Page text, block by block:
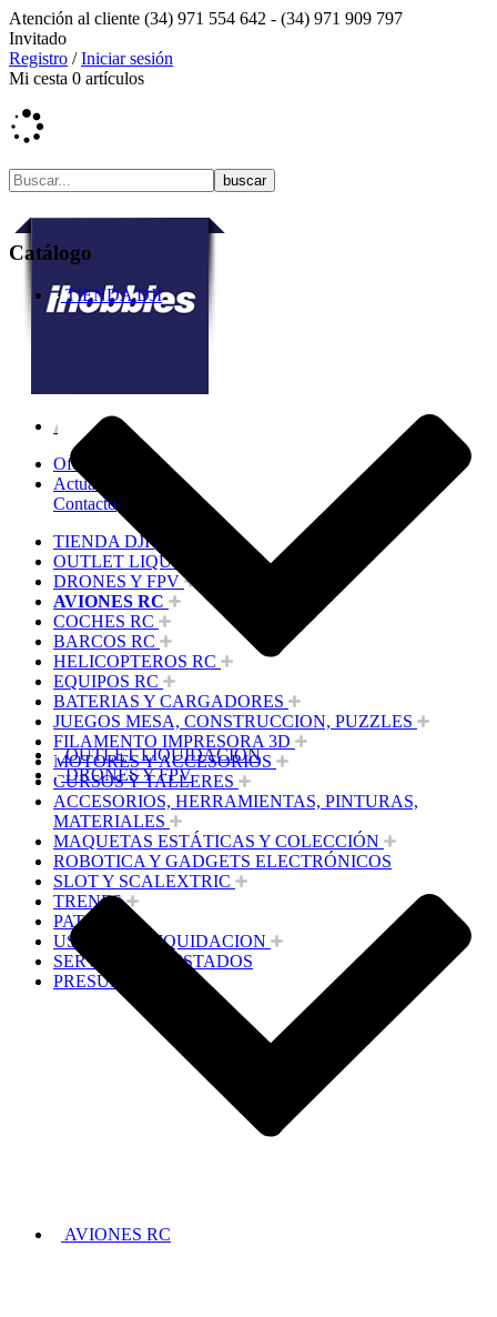
Atención al cliente (34) 971 554 642 - (34) 971 909 797
Invitado
Registro /Iniciar sesión
Mi cesta 0 artículos
Ofertas
Actualidad
Contacto
TIENDA DJI
OUTLET LIQUIDACION
DRONES Y FPV
AVIONES RC
COCHES RC
BARCOS RC
HELICOPTEROS RC
EQUIPOS RC
BATERIAS Y CARGADORES
JUEGOS MESA, CONSTRUCCION, PUZZLES
FILAMENTO IMPRESORA 3D
MOTORES Y ACCESORIOS
CURSOS Y TALLERES
ACCESORIOS, HERRAMIENTAS, PINTURAS,
MATERIALES
MAQUETAS ESTÁTICAS Y COLECCIÓN
ROBOTICA Y GADGETS ELECTRÓNICOS
SLOT Y SCALEXTRIC
TRENES
PATINES
USADOS Y LIQUIDACION
SERVICIOS PRESTADOS
PRESUPUESTOS
Catálogo
TIENDA DJI
OUTLET LIQUIDACION
DRONES Y FPV
AVIONES RC